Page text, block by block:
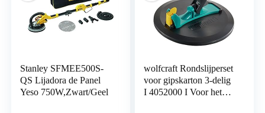
Stanley SFMEE500S-
QS Lijadora de Panel
Yeso 750W,Zwart/Geel
wolfcraft Rondslijperset
voor gipskarton 3-delig
I 4052000 I Voor het